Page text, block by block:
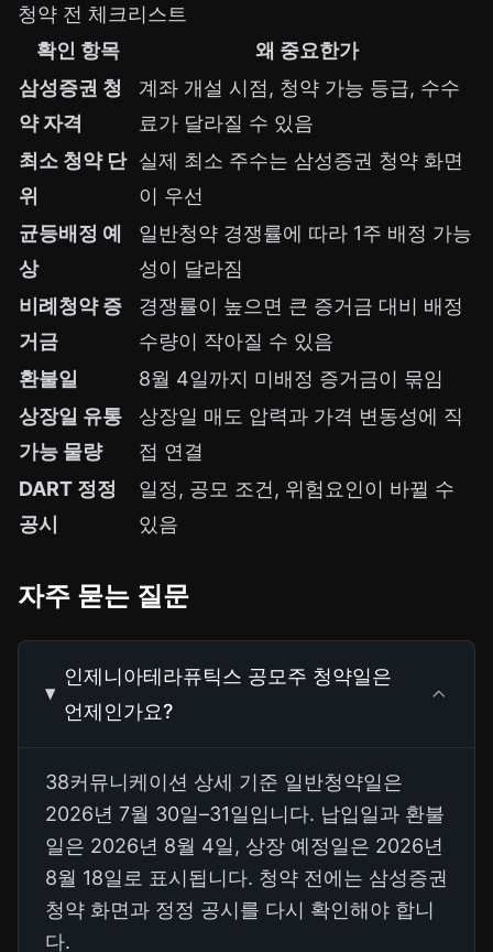
청약 전 체크리스트
확인 항목
왜 중요한가
삼성증권 청
약 자격
계좌 개설 시점, 청약 가능 등급, 수수
료가 달라질 수 있음
최소 청약 단
위
실제 최소 주수는 삼성증권 청약 화면
이 우선
균등배정 예
상
일반청약 경쟁률에 따라 1주 배정 가능
성이 달라짐
비례청약 증
거금
경쟁률이 높으면 큰 증거금 대비 배정
수량이 작아질 수 있음
환불일
8월 4일까지 미배정 증거금이 묶임
상장일 유통
가능 물량
상장일 매도 압력과 가격 변동성에 직
접 연결
DART 정정
공시
일정, 공모 조건, 위험요인이 바뀔 수
있음
자주 묻는 질문
인제니아테라퓨틱스 공모주 청약일은
언제인가요?
38커뮤니케이션 상세 기준 일반청약일은
2026년 7월 30일–31일입니다. 납입일과 환불
일은 2026년 8월 4일, 상장 예정일은 2026년
8월 18일로 표시됩니다. 청약 전에는 삼성증권
청약 화면과 정정 공시를 다시 확인해야 합니
다.